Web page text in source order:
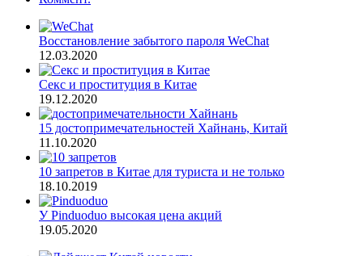
Восстановление забытого пароля WeChat
12.03.2020
Секс и проституция в Китае
19.12.2020
15 достопримечательностей Хайнань, Китай
11.10.2020
10 запретов в Китае для туриста и не только
18.10.2019
У Pinduoduo высокая цена акций
19.05.2020